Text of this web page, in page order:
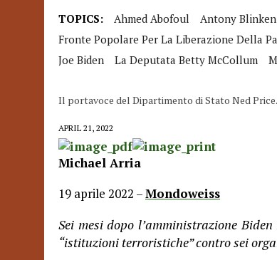
TOPICS: Ahmed Abofoul Antony Blinken
Fronte Popolare Per La Liberazione Della
Joe Biden
La Deputata Betty McCollum
Il portavoce del Dipartimento di Stato Ned
APRIL 21, 2022
Michael Arria
19 aprile 2022 –Mondoweiss
Sei mesi dopo l’amministrazione
“istituzioni terroristiche” contro sei